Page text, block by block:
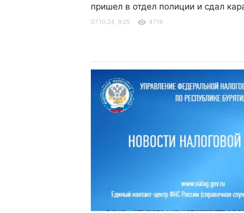
пришел в отдел полиции и сдал
07.10.24, 9:25 4718